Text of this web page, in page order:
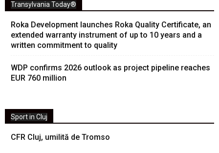
Transylvania Today®
Roka Development launches Roka Quality Certificate, an
extended warranty instrument of up to 10 years and a
written commitment to quality
WDP confirms 2026 outlook as project pipeline reaches
EUR 760 million
Sport in Cluj
CFR Cluj, umilită de Tromso